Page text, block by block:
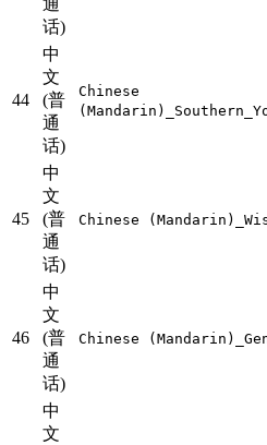
通
话)
44
中
文
(普
通
话)
Chinese
45
中
文
(普
通
话)
Chinese
46
中
文
(普
通
话)
Chinese
中
文